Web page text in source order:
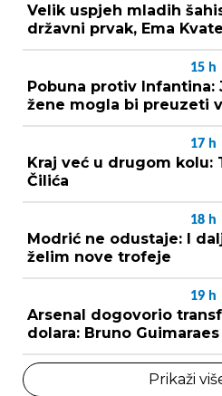
Velik uspjeh mladih
državni prvak, Ema
15 h
Pobuna protiv
žene mogla bi preuzeti
17 h
Kraj već u drugom kolu:
Čilića
18 h
Modrić ne odustaje: I
želim nove trofeje
19 h
Arsenal dogovorio
dolara: Bruno
Prikaži